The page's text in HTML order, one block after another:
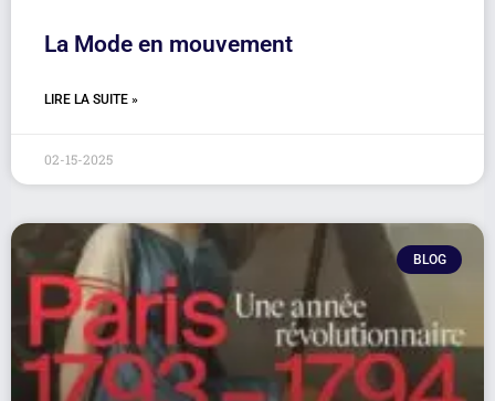
La Mode en mouvement
LIRE LA SUITE »
02-15-2025
BLOG